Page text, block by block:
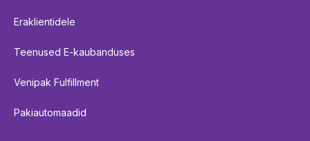
Eraklientidele
Teenused E-kaubanduses
Venipak Fulfillment
Pakiautomaadid